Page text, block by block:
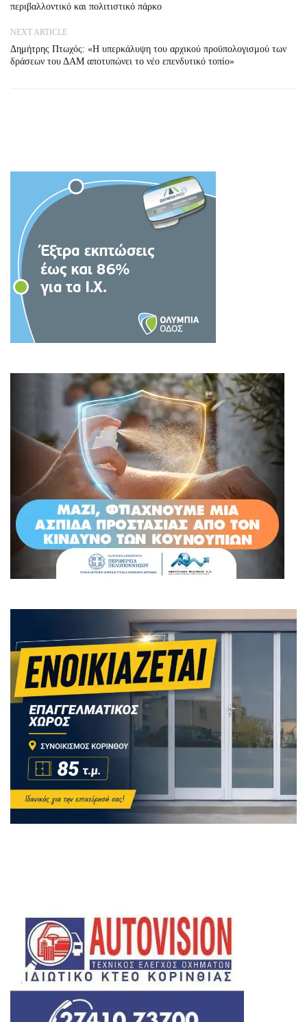
περιβαλλοντικό και πολιτιστικό πάρκο
NEXT ARTICLE
Δημήτρης Πτωχός: «Η υπερκάλυψη του αρχικού προϋπολογισμού των
δράσεων του ΔΑΜ αποτυπώνει το νέο επενδυτικό τοπίο»